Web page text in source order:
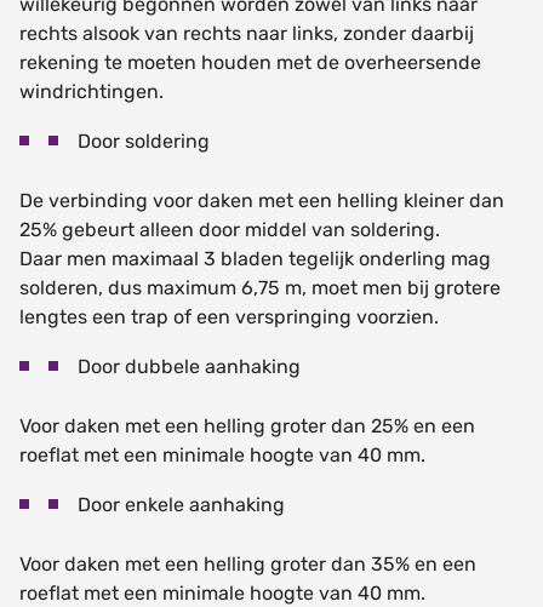
willekeurig begonnen worden zowel van links naar
rechts alsook van rechts naar links, zonder daarbij
rekening te moeten houden met de overheersende
windrichtingen.
Door soldering
De verbinding voor daken met een helling kleiner dan
25% gebeurt alleen door middel van soldering.
Daar men maximaal 3 bladen tegelijk onderling mag
solderen, dus maximum 6,75 m, moet men bij grotere
lengtes een trap of een verspringing voorzien.
Door dubbele aanhaking
Voor daken met een helling groter dan 25% en een
roeflat met een minimale hoogte van 40 mm.
Door enkele aanhaking
Voor daken met een helling groter dan 35% en een
roeflat met een minimale hoogte van 40 mm.